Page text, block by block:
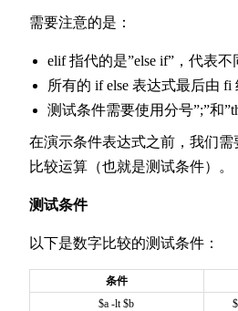
需要注意的是：
elif 指代的是”else if”，代表
所有的 if else 表达式最后由 fi
测试条件需要使用分号”;”和
在演示条件表达式之前，我们需
比较运算（也就是测试条件）。
测试条件
以下是数字比较的测试条件：
条件
$a -lt $b